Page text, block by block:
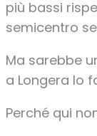
più bassi
semicentro
Ma sarebbe
a Longera lo
Perché qui